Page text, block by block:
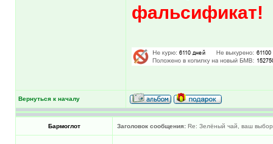
фальсификат!
Вернуться к началу
Бармоглот Заголовок сообщения: Re: Зелёный чай, ваш